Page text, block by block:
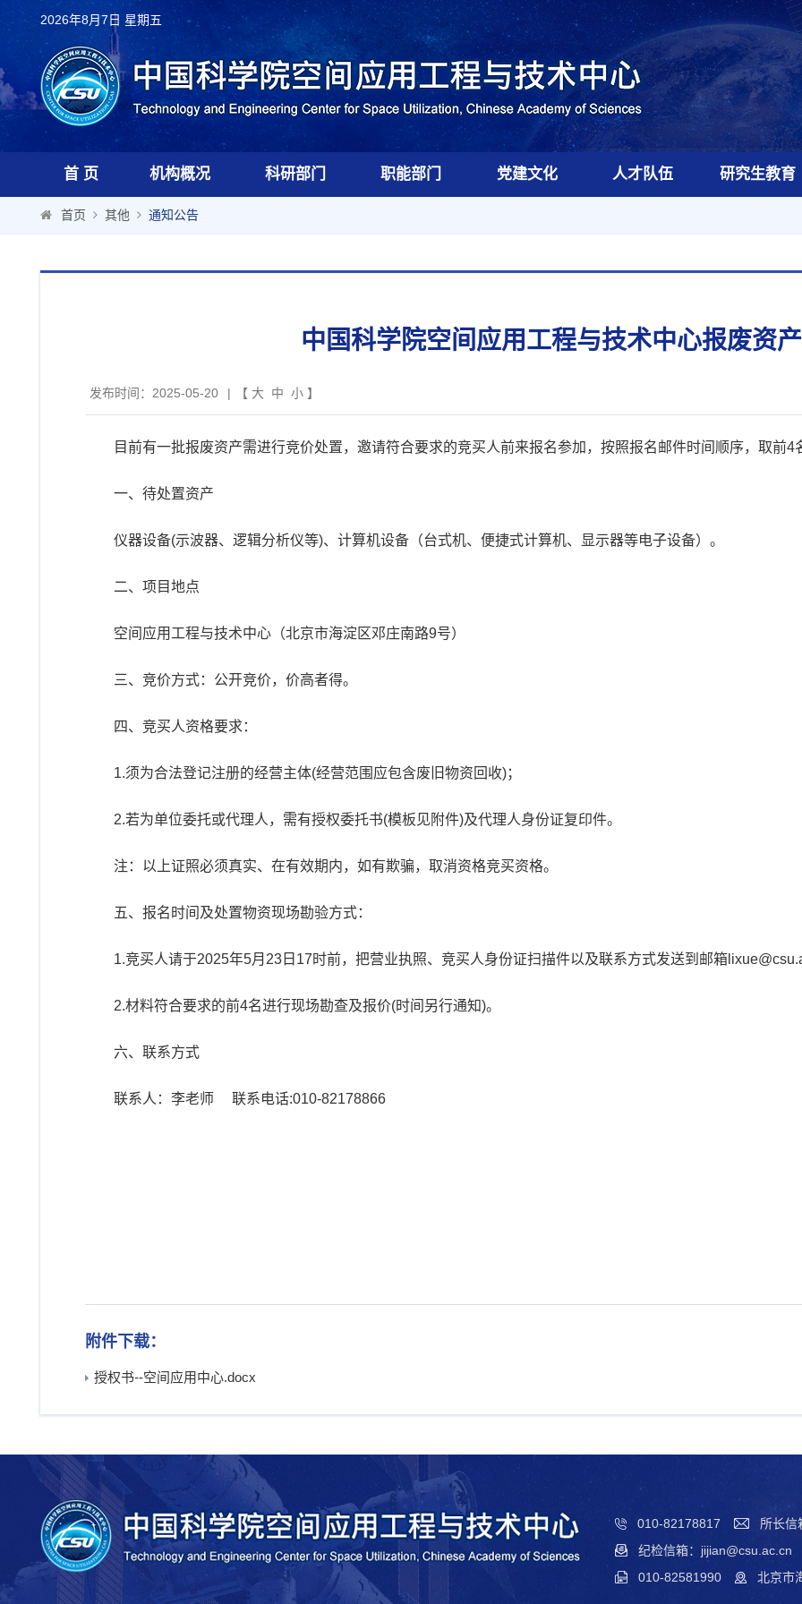
2026年8月7日 星期五
首 页 机构概况 科研部门 职能部门 党建文化 人才队伍 研究生教育
首页 其他 通知公告
中国科学院空间应用工程与技术中心报废资
发布时间：2025-05-20 | 【 大 中 小 】
目前有一批报废资产需进行竞价处置，邀请符合要求的竞买人前来报名参加，按照报名邮件时间顺序，取前4
一、待处置资产
仪器设备(示波器、逻辑分析仪等)、计算机设备（台式机、便捷式计算机、显示器等电子设备）。
二、项目地点
空间应用工程与技术中心（北京市海淀区邓庄南路9号）
三、竞价方式：公开竞价，价高者得。
四、竞买人资格要求：
1.须为合法登记注册的经营主体(经营范围应包含废旧物资回收)；
2.若为单位委托或代理人，需有授权委托书(模板见附件)及代理人身份证复印件。
注：以上证照必须真实、在有效期内，如有欺骗，取消资格竞买资格。
五、报名时间及处置物资现场勘验方式：
1.竞买人请于2025年5月23日17时前，把营业执照、竞买人身份证扫描件以及联系方式发送到邮箱
2.材料符合要求的前4名进行现场勘查及报价(时间另行通知)。
六、联系方式
联系人：李老师 联系电话:010-82178866
附件下载：
授权书--空间应用中心.docx
010-82178817
所长信
纪检信箱：jijian@csu.ac.cn
010-82581990
北京市